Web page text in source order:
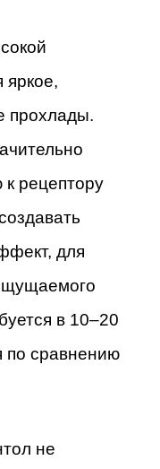
прохлады.
рецептору
для
в 10–20
по сравнению
не